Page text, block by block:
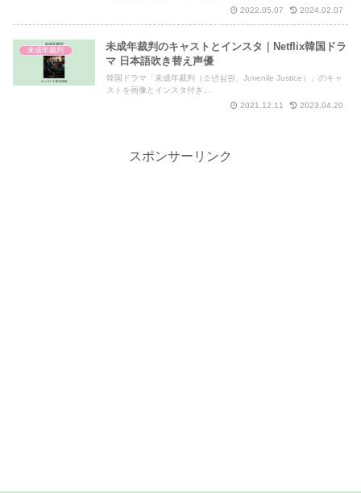
2022.05.07
2024.02.07
未成年裁判
未成年裁判のキャストとインスタ｜Netflix韓国ドラ
マ 日本語吹き替え声優
韓国ドラマ「未成年裁判（소년심판、Juvenile Justice）」のキャ
ストを画像とインスタ付き...
2021.12.11
2023.04.20
スポンサーリンク